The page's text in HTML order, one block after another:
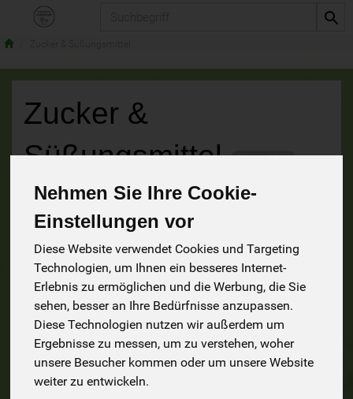
Nehmen Sie Ihre Cookie-
Einstellungen vor
Diese Website verwendet Cookies und Targeting
Technologien, um Ihnen ein besseres Internet-
Erlebnis zu ermöglichen und die Werbung, die Sie
sehen, besser an Ihre Bedürfnisse anzupassen.
Diese Technologien nutzen wir außerdem um
Ergebnisse zu messen, um zu verstehen, woher
unsere Besucher kommen oder um unsere Website
weiter zu entwickeln.
Zucker &
Süßungsmittel 13 von 1242
Hersteller Ernährung Allergene